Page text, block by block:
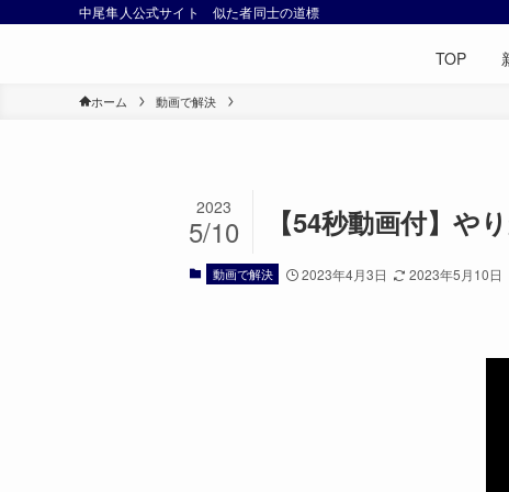
中尾隼人公式サイト 似た者同士の道標
TOP
ホーム 動画で解決
【54秒動画付】や
2023
5/10
動画で解決 2023年4月3日 2023年5月10日